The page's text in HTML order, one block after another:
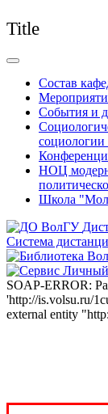
Title
Состав
События и
НОЦ
Школа
Система
SOAP-ERROR:
'http://is.volsu.ru/
external entity